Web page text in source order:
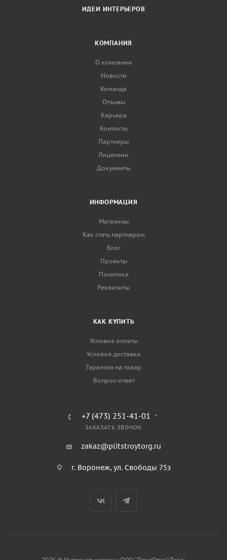
ИДЕИ ИНТЕРЬЕРОВ
КОМПАНИЯ
О компании
Новости
Команда
Отзывы
Карьера
Контакты
Партнеры
Лицензии
Документы
ИНФОРМАЦИЯ
Магазины
Как стать партнером
Блог
Проекты
Политика
Реквизиты
КАК КУПИТЬ
Условия оплаты
Условия доставки
Гарантия на товар
Вопрос-ответ
+7 (473) 251-41-01
ЗАКАЗАТЬ ЗВОНОК
zakaz@plitstroytorg.ru
г. Воронеж, ул. Свободы 75з